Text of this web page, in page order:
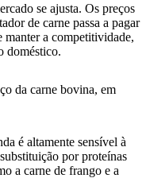
se ajusta. Os preços
de carne passa a pagar
manter a competitividade,
doméstico.
da carne bovina, em
é altamente sensível à
por proteínas
a carne de frango e a